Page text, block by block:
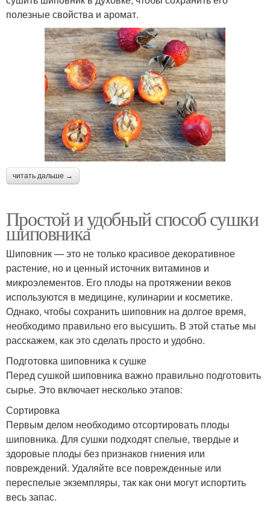
полезные свойства и аромат.
читать дальше →
Простой и удобный способ сушки
шиповника
Шиповник — это не только красивое декоративное
растение, но и ценный источник витаминов и
микроэлементов. Его плоды на протяжении веков
используются в медицине, кулинарии и косметике.
Однако, чтобы сохранить шиповник на долгое время,
необходимо правильно его высушить. В этой статье мы
расскажем, как это сделать просто и удобно.
Подготовка шиповника к сушке
Перед сушкой шиповника важно правильно подготовить
сырье. Это включает несколько этапов:
Сортировка
Первым делом необходимо отсортировать плоды
шиповника. Для сушки подходят спелые, твердые и
здоровые плоды без признаков гниения или
повреждений. Удаляйте все поврежденные или
переспелые экземпляры, так как они могут испортить
весь запас.